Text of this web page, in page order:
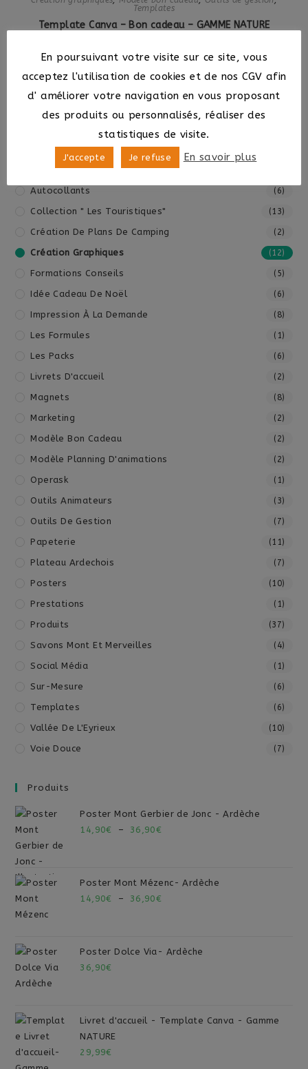
Templates
Template Canva – Bon cadeau – GAMME NATURE
5,99€
Ajouter au panier
Catégories
A La Carte
Autocollants (6)
Collection " Les Touristiques" (13)
Création De Plans De Camping (2)
Création Graphiques (12)
Formations Conseils (5)
Idée Cadeau De Noël (6)
Impression À La Demande (8)
Les Formules (1)
Les Packs (6)
Livrets D'accueil (2)
Magnets (8)
Marketing (2)
Modèle Bon Cadeau (2)
Modèle Planning D'animations (2)
Operask (1)
Outils Animateurs (3)
Outils De Gestion (7)
Papeterie (11)
Plateau Ardechois (7)
Posters (10)
Prestations (1)
Produits (37)
Savons Mont Et Merveilles (4)
Social Média (1)
Sur-Mesure (6)
Templates (6)
Vallée De L'Eyrieux (10)
Voie Douce (7)
Produits
Poster Mont Gerbier de Jonc - Ardèche
14,90€ – 36,90€
Poster Mont Mézenc- Ardèche
14,90€ – 36,90€
Poster Dolce Via- Ardèche
36,90€
Livret d'accueil - Template Canva - Gamme
NATURE
29,99€
En poursuivant votre visite sur ce site, vous
acceptez l'utilisation de cookies et de nos CGV afin
d' améliorer votre navigation en vous proposant
des produits ou personnalisés, réaliser des
statistiques de visite.
J'accepte Je refuse En savoir plus